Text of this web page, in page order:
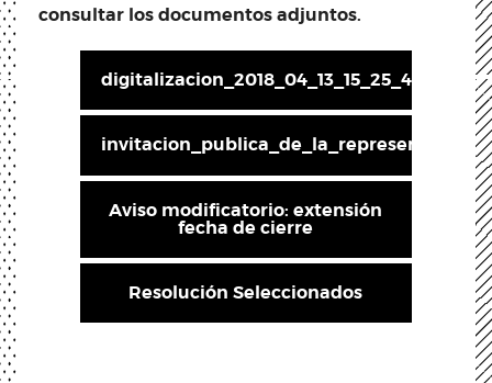
consultar los documentos adjuntos.
Aviso modificatorio: extensión
fecha de cierre
Resolución Seleccionados